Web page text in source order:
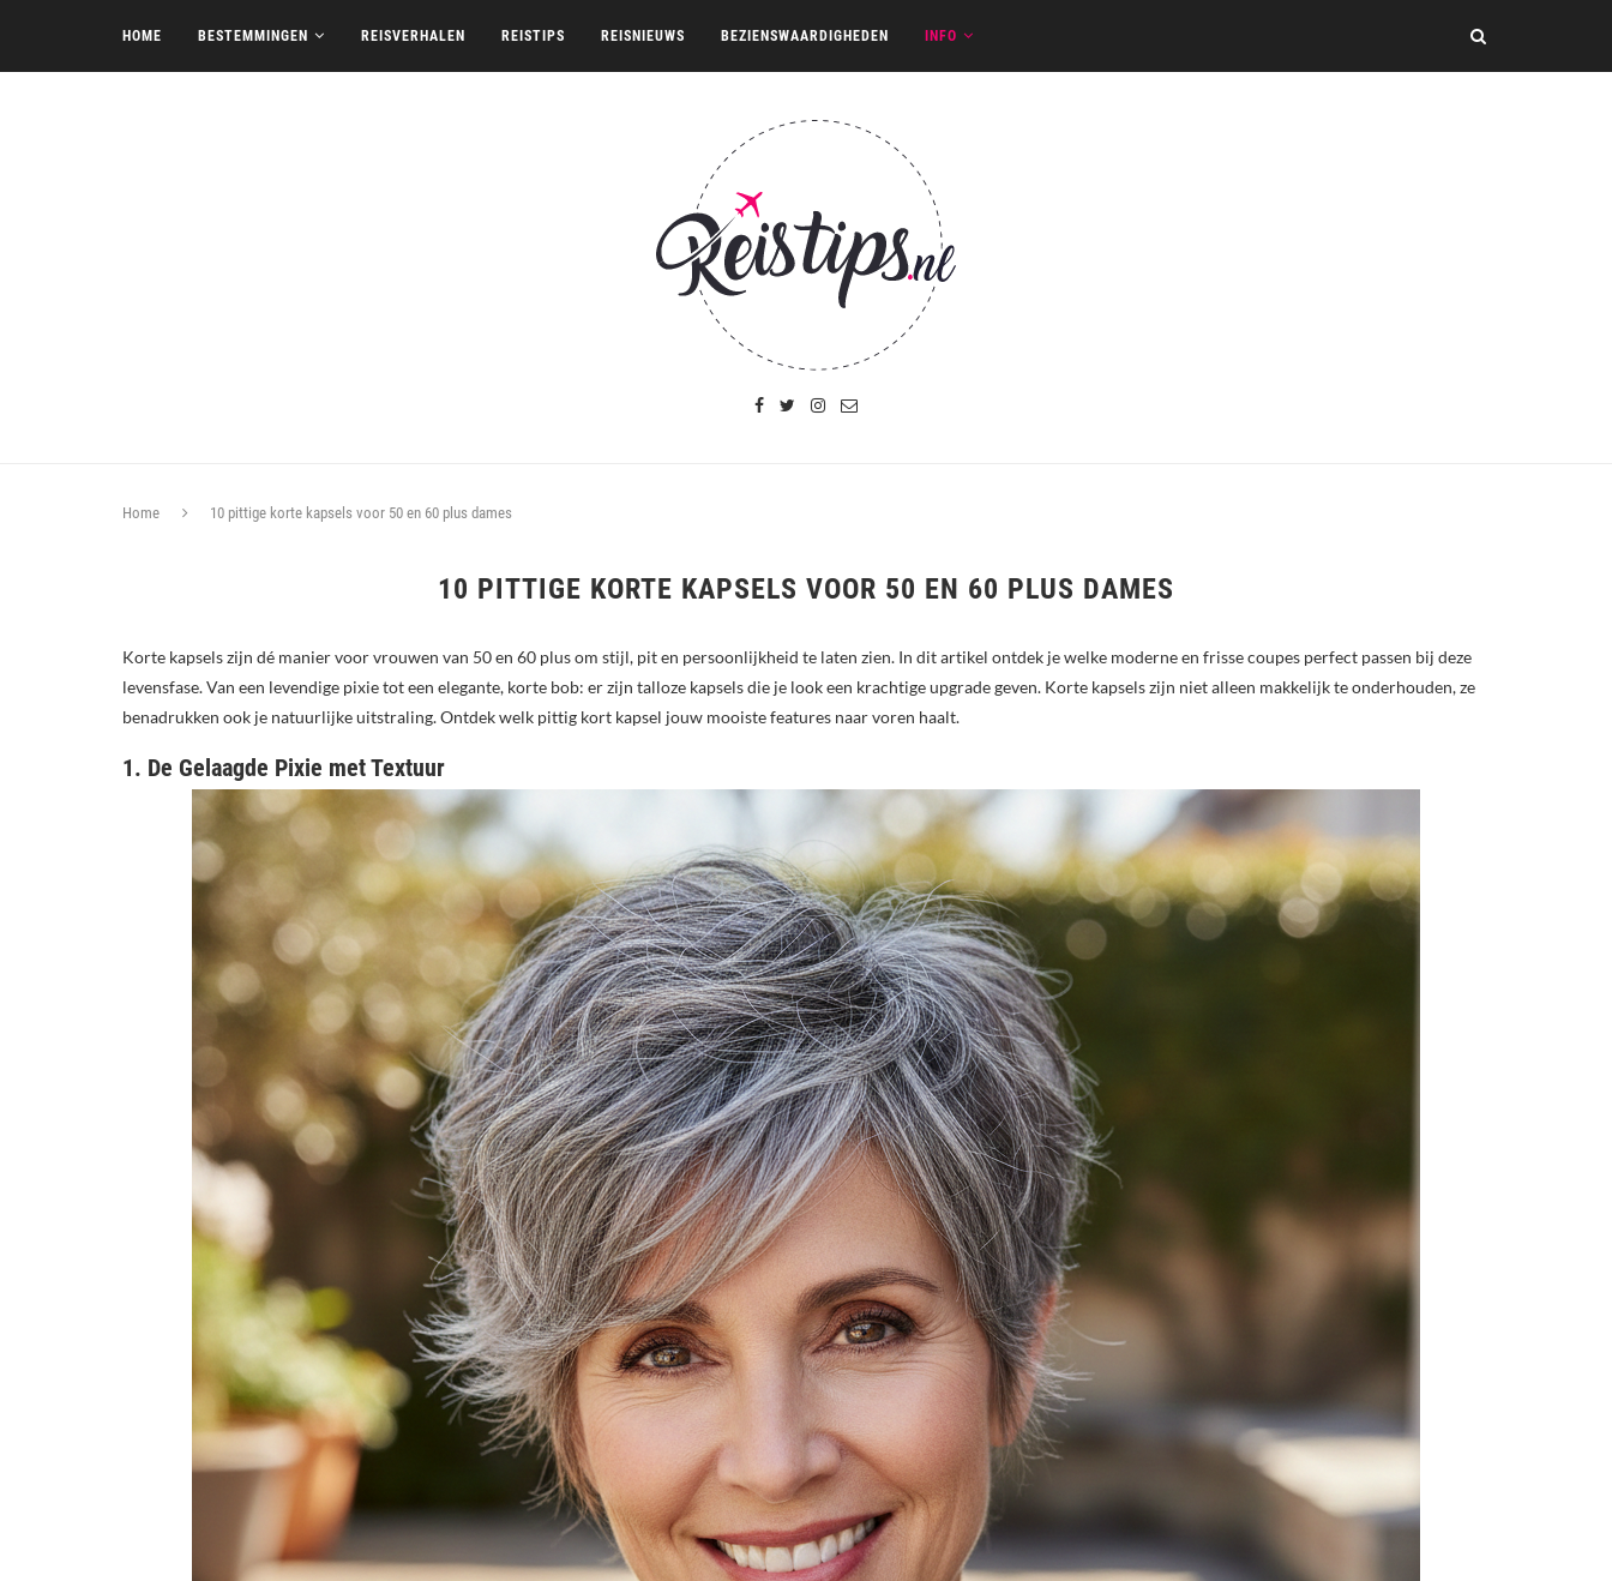
HOME BESTEMMINGEN REISVERHALEN REISTIPS REISNIEUWS BEZIENSWAARDIGHEDEN INFO
Home 10 pittige korte kapsels voor 50 en 60 plus dames
10 PITTIGE KORTE KAPSELS VOOR 50 EN 60 PLUS DAMES
Korte kapsels zijn dé manier voor vrouwen van 50 en 60 plus om stijl, pit en persoonlijkheid te laten zien. In dit artikel ontdek je welke moderne en frisse coupes perfect passen bij deze
levensfase. Van een levendige pixie tot een elegante, korte bob: er zijn talloze kapsels die je look een krachtige upgrade geven. Korte kapsels zijn niet alleen makkelijk te onderhouden, ze
benadrukken ook je natuurlijke uitstraling. Ontdek welk pittig kort kapsel jouw mooiste features naar voren haalt.
1. De Gelaagde Pixie met Textuur